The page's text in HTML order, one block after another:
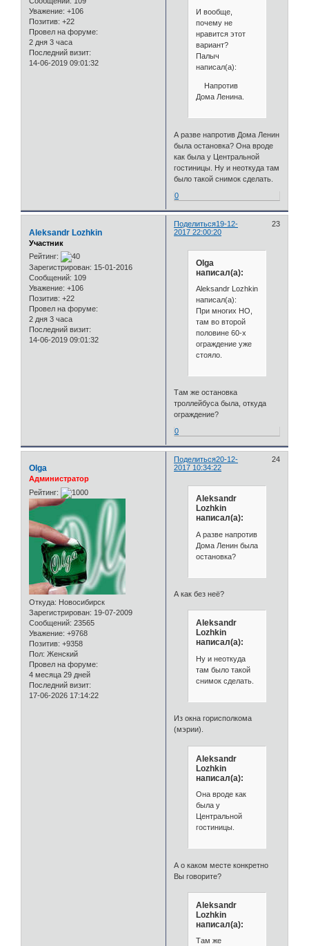
Уважение: +106
Позитив: +22
Провел на форуме:
2 дня 3 часа
Последний визит:
14-06-2019 09:01:32
И вообще,
почему не
нравится этот
вариант?
Палыч
написал(а):
Напротив
Дома Ленина.
А разве напротив Дома Ленин
была остановка? Она вроде
как была у Центральной
гостиницы. Ну и неоткуда там
было такой снимок сделать.
0
Поделиться 23
19-12-
2017 22:00:20
Aleksandr Lozhkin
Участник
Рейтинг:
Зарегистрирован: 15-01-2016
Сообщений: 109
Уважение: +106
Позитив: +22
Провел на форуме:
2 дня 3 часа
Последний визит:
14-06-2019 09:01:32
Olga
написал(а):
Aleksandr Lozhkin
написал(а):
При многих НО,
там во второй
половине 60-х
ограждение уже
стояло.
Там же остановка
троллейбуса была, откуда
ограждение?
0
Поделиться 24
20-12-
2017 10:34:22
Olga
Администратор
Рейтинг:
Откуда: Новосибирск
Зарегистрирован: 19-07-2009
Сообщений: 23565
Уважение: +9768
Позитив: +9358
Пол: Женский
Провел на форуме:
4 месяца 29 дней
Последний визит:
17-06-2026 17:14:22
Aleksandr
Lozhkin
написал(а):
А разве напротив
Дома Ленин была
остановка?
А как без неё?
Aleksandr
Lozhkin
написал(а):
Ну и неоткуда
там было такой
снимок сделать.
Из окна горисполкома
(мэрии).
Aleksandr
Lozhkin
написал(а):
Она вроде как
была у
Центральной
гостиницы.
А о каком месте конкретно
Вы говорите?
Aleksandr
Lozhkin
написал(а):
Там же